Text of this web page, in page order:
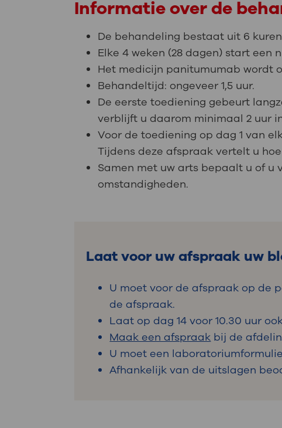
Informatie over de
De behandeling bestaat uit 6
Elke 4 weken (28 dagen) start een
Het medicijn panitumumab wordt
Behandeltijd: ongeveer 1,5 uur.
De eerste toediening gebeurt
verblijft u daarom minimaal 2 uur
Voor de toediening op dag 1 van
Tijdens deze afspraak vertelt u
Samen met uw arts bepaalt u of u
omstandigheden.
Laat voor uw afspraak uw
U moet voor de afspraak op de
de afspraak.
Laat op dag 14 voor 10.30 uur
Maak een afspraak bij de
U moet een
Afhankelijk van de uitslagen